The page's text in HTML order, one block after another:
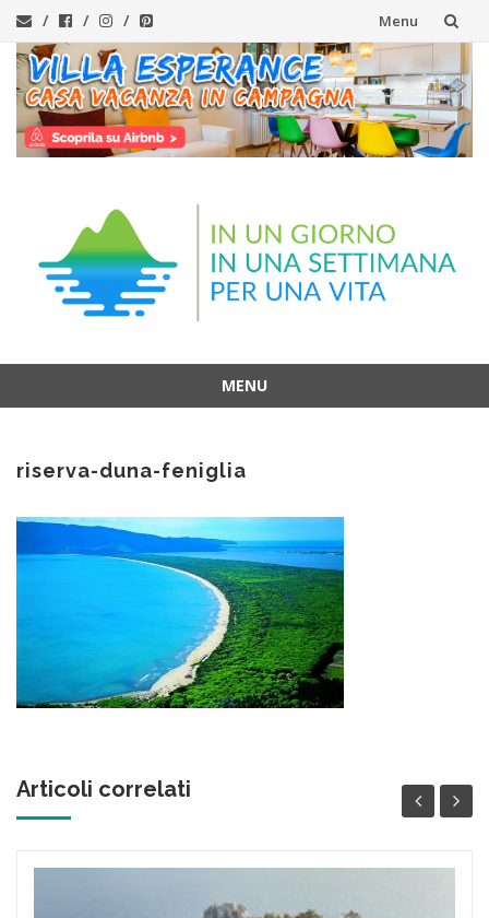
Menu
Vai
al
contenuto
MENU
contenuto
riserva-duna-feniglia
Articoli correlati